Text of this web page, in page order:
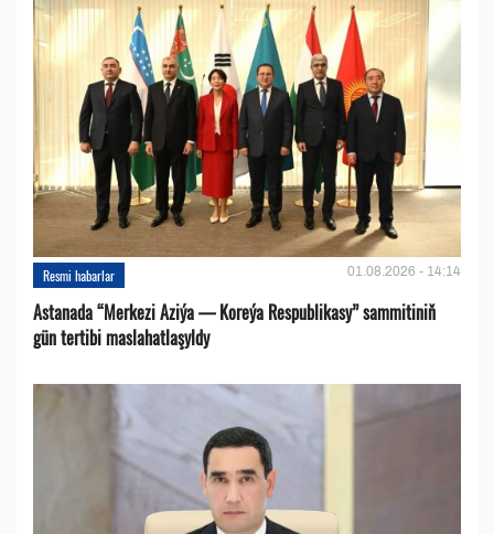
Resmi habarlar 01.08.2026 - 14:14
Astanada “Merkezi Aziýa — Koreýa Respublikasy” sammitiniň
gün tertibi maslahatlaşyldy